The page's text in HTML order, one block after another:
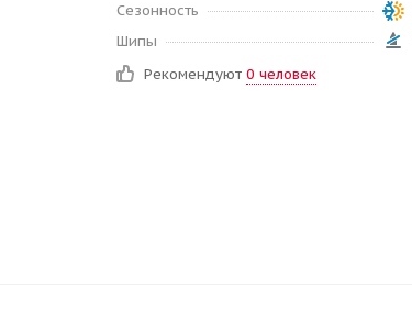
Сезонность
Шипы
Рекомендуют 0 человек